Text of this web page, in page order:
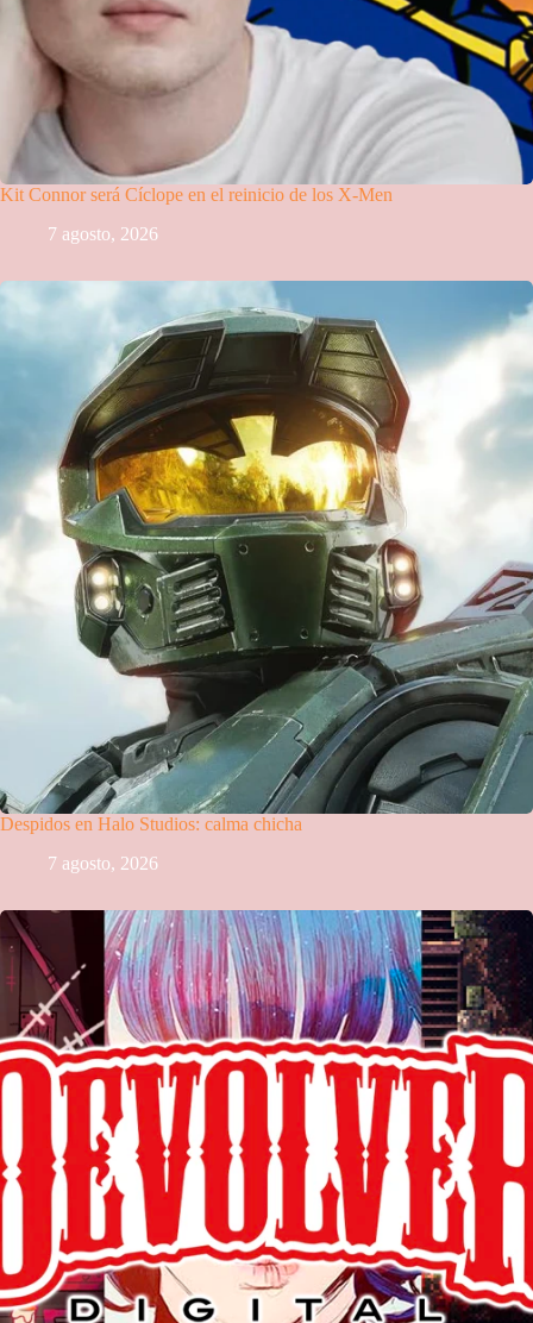
Kit Connor será Cíclope en el reinicio de los X-Men
7 agosto, 2026
Despidos en Halo Studios: calma chicha
7 agosto, 2026